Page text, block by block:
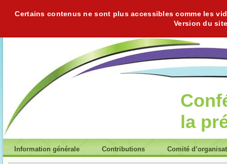
Certains contenus ne sont plus accessibles comme les
Version du
la
Information générale Contributions Comité